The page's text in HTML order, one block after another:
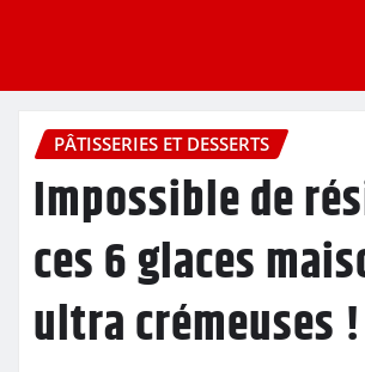
PÂTISSERIES ET DESSERTS
Impossible de
ces 6 glaces
ultra crémeuses !